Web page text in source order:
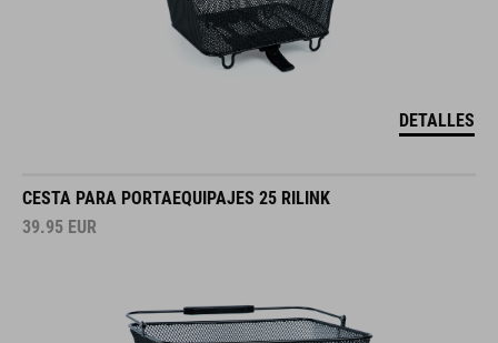
DETALLES
CESTA PARA PORTAEQUIPAJES 25 RILINK
39.95 EUR